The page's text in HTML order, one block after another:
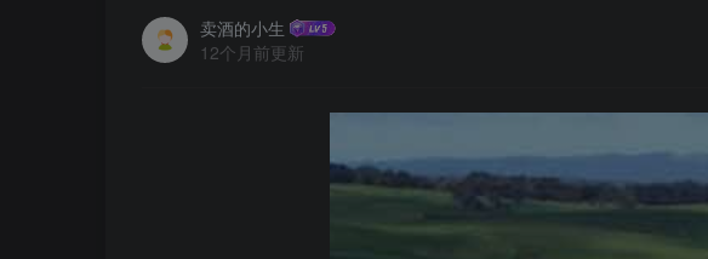
卖酒的小生
12个月前更新